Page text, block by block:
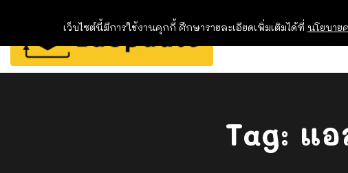
Tag: แ
เว็บไซต์นี้มีการใช้งานคุกกี้ ศึกษารายละเอียดเพิ่มเติมได้ที่ นโยบาย